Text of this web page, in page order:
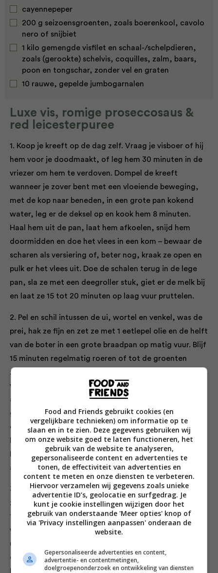
cayennepeper
200 g seizoensgroenten, zoals boerenkool, cavolo
nero of snijbiet
1 kilo gemengde visfilet en schaal-/schelpdieren,
zoals (gerookte) schelvis, coquilles, zalm, baars,
poon en tongschar, zonder vel en graten
10 rauwe, gepelde jumbogarnalen
Luxe vis, romige proseccosaus &
red leicesterpuree
1. Koop je kreeft op de dag zelf. Vraag je visboer of hij
hem voor je doodmaakt, of leg hem 30 minuten in de
vriezer om hem te verdoven. Dompel de kreeft
wanneer je zover bent met een vloeiende beweging,
met de kop naar beneden, in een grote pan kokend
water, leg er de deksel op en kook hem 8 minuten.
Haal hem uit de pan, laat hem afkoelen, snijd hem
doormidden en doe het vlees in een kom – bewaar de
scharen als versiering of, beter nog, kraak ze open en
pulk er het vlees uit. Doe de schalen terug in de lege
pan, sla ze met een deegroller stuk, giet er de melk bij
en laat ze 15 tot 20 minuten op laag vuur pruttelen.
2. Pel en schil intussen de ui, wortel en venkel, was de
prei, hak ze fijn en zet ze met 1 eetlepel olie en de helft
van de boter in een grote braadpan op matig vuur. Blijf
15 minuten regelmatig roeren of tot de groenten
zacht en sticky zijn. Roer er eerst de bloem en
vervolgens de mosterd en prosecco door. Laat de
alcohol verdampen, zeef de melk, roer hem er
geleidelijk door en laat het mengsel pruttelen tot het
een mooi vloeibare, fluweelzachte consistentie heeft.
Haal de pan van het vuur en rasp er de cheddar bij.
Proef, voeg naar smaak peper en zout toe en laat
afkoelen.
3. Schil de aardappels, snijd de grotere doormidden,
zodat ze ongeveer dezelfde maat hebben, en kook ze
15 tot 20 minuten in een grote pan gezouten kokend
water, of tot ze gaar zijn. Laat ze in een vergiet
uitwasemen, doe ze terug in de pan en stamp ze met
de rest van de boter en de geraspte Red Leicester.
Breng de puree op smaak met zeezout en
Food and Friends gebruikt cookies (en
vergelijkbare technieken) om informatie op te
slaan en in te zien. Deze gegevens gebruiken wij
om onze website goed te laten functioneren, het
gebruik van de website te analyseren,
gepersonaliseerde content en advertenties te
tonen, de effectiviteit van advertenties en
content te meten en onze diensten te verbeteren.
Hiervoor verzamelen wij gegevens zoals unieke
advertentie ID’s, geolocatie en surfgedrag. Je
kunt je cookie instellingen wijzigen door het
gebruik van onderstaande 'Meer opties' knop of
via 'Privacy instellingen aanpassen' onderaan de
website.
Gepersonaliseerde advertenties en content,
advertentie- en contentmetingen,
doelgroepenonderzoek en ontwikkeling van diensten